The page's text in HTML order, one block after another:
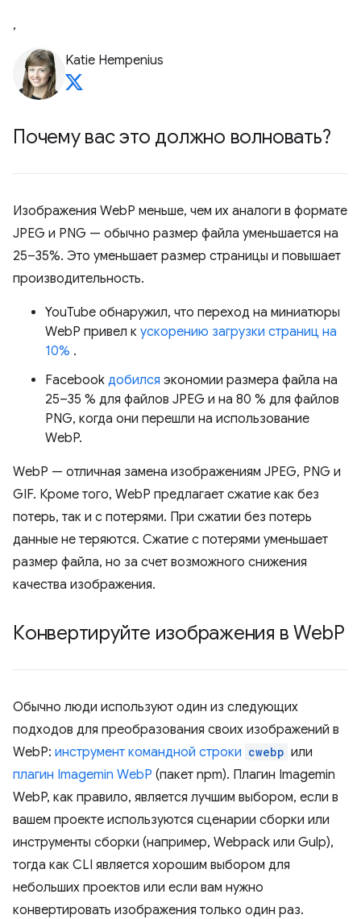
,
Katie Hempenius
Почему вас это должно волновать?
Изображения WebP меньше, чем их аналоги в формате
JPEG и PNG — обычно размер файла уменьшается на
25–35%. Это уменьшает размер страницы и повышает
производительность.
YouTube обнаружил, что переход на миниатюры
WebP привел к ускорению загрузки страниц на
10% .
Facebook добился экономии размера файла на
25–35 % для файлов JPEG и на 80 % для файлов
PNG, когда они перешли на использование
WebP.
WebP — отличная замена изображениям JPEG, PNG и
GIF. Кроме того, WebP предлагает сжатие как без
потерь, так и с потерями. При сжатии без потерь
данные не теряются. Сжатие с потерями уменьшает
размер файла, но за счет возможного снижения
качества изображения.
Конвертируйте изображения в WebP
Обычно люди используют один из следующих
подходов для преобразования своих изображений в
WebP: инструмент командной строки cwebp или
плагин Imagemin WebP (пакет npm). Плагин Imagemin
WebP, как правило, является лучшим выбором, если в
вашем проекте используются сценарии сборки или
инструменты сборки (например, Webpack или Gulp),
тогда как CLI является хорошим выбором для
небольших проектов или если вам нужно
конвертировать изображения только один раз.